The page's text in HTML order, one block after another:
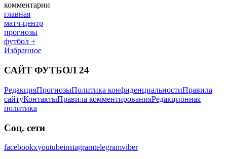
комментарии
главная
матч-центр
прогнозы
футбол +
Избранное
САЙТ ФУТБОЛ 24
РедакцияПрогнозыПолитика конфиденциальностиПравила
сайтуКонтактыПравила комментированияРедакционная
политика
Соц. сети
facebookxyoutubeinstagramtelegramviber